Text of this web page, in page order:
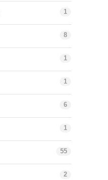
1
8
1
1
6
1
55
2